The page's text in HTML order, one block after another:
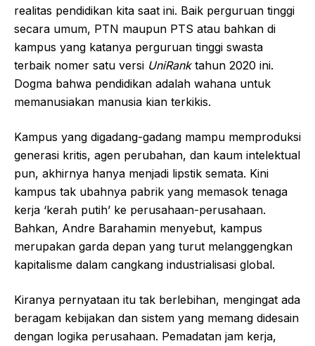
realitas pendidikan kita saat ini. Baik perguruan tinggi
secara umum, PTN maupun PTS atau bahkan di
kampus yang katanya perguruan tinggi swasta
terbaik nomer satu versi UniRanktahun 2020 ini.
Dogma bahwa pendidikan adalah wahana untuk
memanusiakan manusia kian terkikis.
Kampus yang digadang-gadang mampu memproduksi
generasi kritis, agen perubahan, dan kaum intelektual
pun, akhirnya hanya menjadi lipstik semata. Kini
kampus tak ubahnya pabrik yang memasok tenaga
kerja ‘kerah putih’ ke perusahaan-perusahaan.
Bahkan, Andre Barahamin menyebut, kampus
merupakan garda depan yang turut melanggengkan
kapitalisme dalam cangkang industrialisasi global.
Kiranya pernyataan itu tak berlebihan, mengingat ada
beragam kebijakan dan sistem yang memang didesain
dengan logika perusahaan. Pemadatan jam kerja,